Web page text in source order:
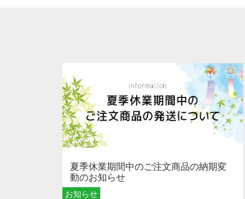
お知らせ
夏季休業期間中のご注文商品の納期変
動のお知らせ